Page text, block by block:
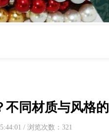
同材质与风格
/ 浏览次数：321